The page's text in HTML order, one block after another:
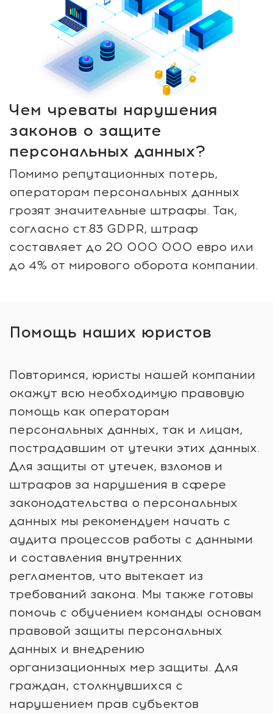
Чем чреваты нарушения
законов о защите
персональных данных?
Помимо репутационных потерь,
операторам персональных данных
грозят значительные штрафы. Так,
согласно ст.83 GDPR, штраф
составляет до 20 000 000 евро или
до 4% от мирового оборота компании.
Помощь наших юристов
Повторимся, юристы нашей компании
окажут всю необходимую правовую
помощь как операторам
персональных данных, так и лицам,
пострадавшим от утечки этих данных.
Для защиты от утечек, взломов и
штрафов за нарушения в сфере
законодательства о персональных
данных мы рекомендуем начать с
аудита процессов работы с данными
и составления внутренних
регламентов, что вытекает из
требований закона. Мы также готовы
помочь с обучением команды основам
правовой защиты персональных
данных и внедрению
организационных мер защиты. Для
граждан, столкнувшихся с
нарушением прав субъектов